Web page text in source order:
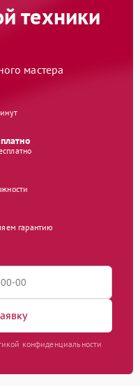
техники
мастера
гарантию
конфиденциальности